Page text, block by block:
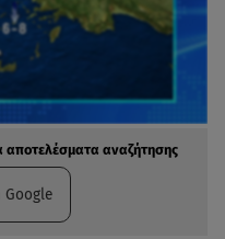
αποτελέσματα αναζήτησης
Google